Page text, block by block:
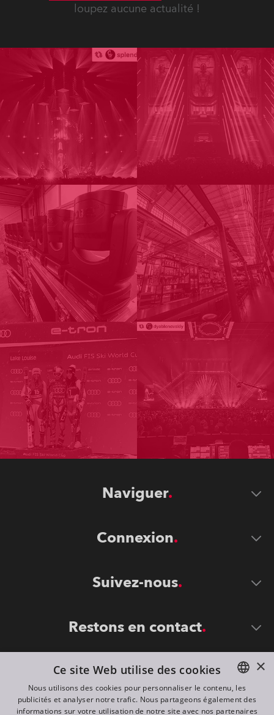
loupez aucune actualité !
Naviguer
Connexion
Suivez-nous
Restons en contact
ENGLISH
×
Ce site Web utilise des cookies
Nous utilisons des cookies pour personnaliser le contenu, les
publicités et analyser notre trafic. Nous partageons également des
informations sur votre utilisation de notre site avec nos partenaires